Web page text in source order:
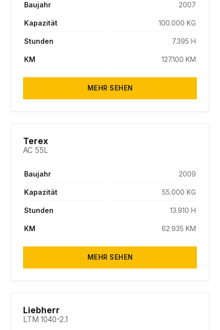
Baujahr 2007
Kapazität 100.000 KG
Stunden 7.395 H
KM 127.100 KM
MEHR SEHEN
Terex
AC 55L
Baujahr 2009
Kapazität 55.000 KG
Stunden 13.910 H
KM 62.935 KM
MEHR SEHEN
Liebherr
LTM 1040-2.1